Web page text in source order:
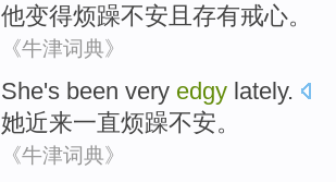
他变得烦躁不安 且 存有戒心。
《牛津词典》
She's been very edgy lately.
她近来一直烦躁不安。
《牛津词典》